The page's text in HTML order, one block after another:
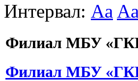
Интервал: Aa Aa
Филиал МБУ
Филиал МБУ